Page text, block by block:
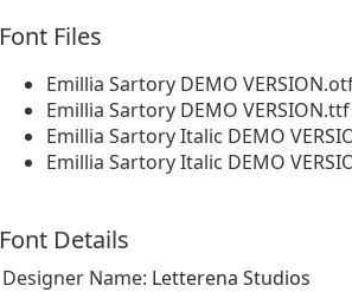
Font Files
Emillia Sartory DEMO
Emillia Sartory DEMO VERSION.ttf
Emillia Sartory Italic DEMO
Emillia Sartory Italic DEMO
Font Details
Designer Name: Letterena Studios